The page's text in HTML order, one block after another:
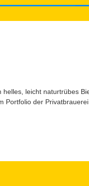
helles, leicht naturtrübes
Portfolio der